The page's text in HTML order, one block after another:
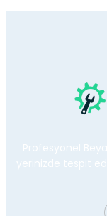
Profesyonel
yerinizde tespit